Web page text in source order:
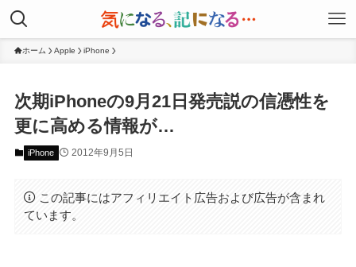
ホーム Apple iPhone
次期iPhoneの9月21日発売説の信憑性を
更に高める情報が…
iPhone 2012年9月5日
この記事にはアフィリエイト広告および広告が含まれ
ています。